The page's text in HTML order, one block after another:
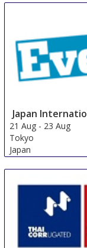
Japan
21 Aug - 23 Aug
Tokyo
Japan